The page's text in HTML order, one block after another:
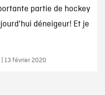
partie de hockey
déneigeur! Et je
13 février 2020